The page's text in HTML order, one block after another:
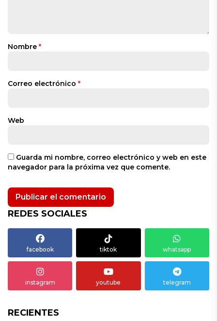
Nombre *
Correo electrónico *
Web
Guarda mi nombre, correo electrónico y web en este
navegador para la próxima vez que comente.
REDES SOCIALES
facebook tiktok whatsapp
instagram youtube telegram
RECIENTES